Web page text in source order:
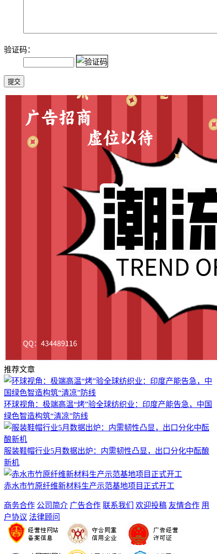
验证码：
推荐文章
环球视角：极端高温“烤”验全球纺织业：印度产能告急，中国
绿色智造构筑“清凉”防线
服装鞋帽行业5月数据出炉：内需韧性凸显，出口分化中酝酿
新机
赤水市竹原纤维新材料生产示范基地项目正式开工
商务合作 公司简介 广告合作 联系我们 欢迎投稿 友情合作 用
户协议 法律顾问